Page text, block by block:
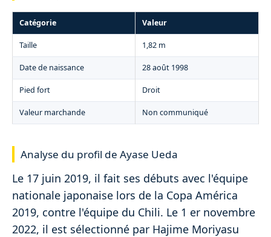
Catégorie Valeur
Taille 1,82 m
Date de naissance 28 août 1998
Pied fort Droit
Valeur marchande Non communiqué
Analyse du profil de Ayase Ueda
Le 17 juin 2019, il fait ses débuts avec l'équipe
nationale japonaise lors de la Copa América
2019, contre l'équipe du Chili. Le 1 er novembre
2022, il est sélectionné par Hajime Moriyasu